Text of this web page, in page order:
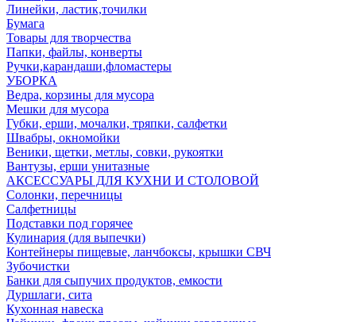
Линейки, ластик,точилки
Бумага
Товары для творчества
Папки, файлы, конверты
Ручки,карандаши,фломастеры
УБОРКА
Ведра, корзины для мусора
Мешки для мусора
Губки, ерши, мочалки, тряпки, салфетки
Швабры, окномойки
Веники, щетки, метлы, совки, рукоятки
Вантузы, ерши унитазные
АКСЕССУАРЫ ДЛЯ КУХНИ И СТОЛОВОЙ
Солонки, перечницы
Салфетницы
Подставки под горячее
Кулинария (для выпечки)
Контейнеры пищевые, ланчбоксы, крышки СВЧ
Зубочистки
Банки для сыпучих продуктов, емкости
Дуршлаги, сита
Кухонная навеска